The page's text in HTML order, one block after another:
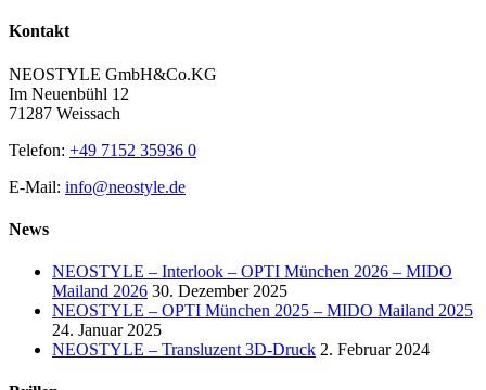
Kontakt
NEOSTYLE GmbH&Co.KG
Im Neuenbühl 12
71287 Weissach
Telefon: +49 7152 35936 0
E-Mail: info@neostyle.de
News
NEOSTYLE – Interlook – OPTI München 2026 – MIDO
Mailand 2026 30. Dezember 2025
NEOSTYLE – OPTI München 2025 – MIDO Mailand 2025
24. Januar 2025
NEOSTYLE – Transluzent 3D-Druck 2. Februar 2024